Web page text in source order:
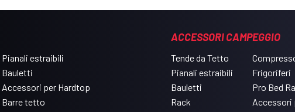
Pianali estraibili
Bauletti
Accessori per Hardtop
Barre tetto
ACCESSORI CAMPEGGIO
Tende da Tetto
Pianali estraibili
Bauletti
Rack
Frigoriferi
Pro Bed
Accessori